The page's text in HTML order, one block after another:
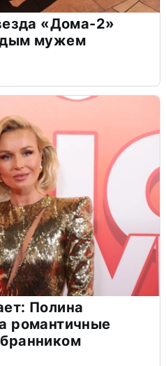
«Дома-2»
мужем
Полина
романтичные